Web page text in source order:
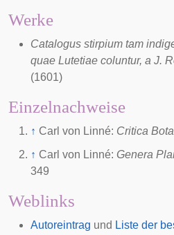
Werke
Catalogus stirpium tam
quae Lutetiae coluntur, a J.
(1601)
Einzelnachweise
↑ Carl von Linné: Critica
↑ Carl von Linné: Genera
349
Weblinks
Autoreintrag und Liste der